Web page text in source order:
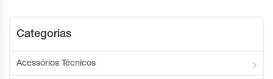
Categorias
Acessórios Técnicos